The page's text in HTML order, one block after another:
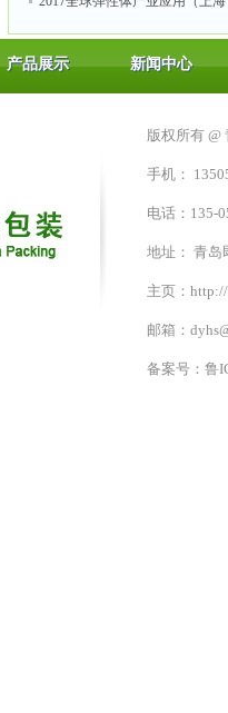
产品展示 新闻中心
版权所有 @
手机：
电话：135-
地址： 青岛
主页：http://
邮箱：
备案号： 鲁